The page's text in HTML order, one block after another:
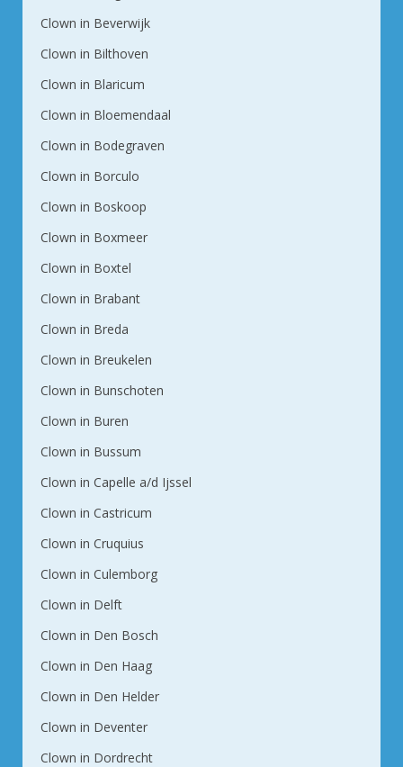
Clown in Beverwijk
Clown in Bilthoven
Clown in Blaricum
Clown in Bloemendaal
Clown in Bodegraven
Clown in Borculo
Clown in Boskoop
Clown in Boxmeer
Clown in Boxtel
Clown in Brabant
Clown in Breda
Clown in Breukelen
Clown in Bunschoten
Clown in Buren
Clown in Bussum
Clown in Capelle a/d Ijssel
Clown in Castricum
Clown in Cruquius
Clown in Culemborg
Clown in Delft
Clown in Den Bosch
Clown in Den Haag
Clown in Den Helder
Clown in Deventer
Clown in Dordrecht